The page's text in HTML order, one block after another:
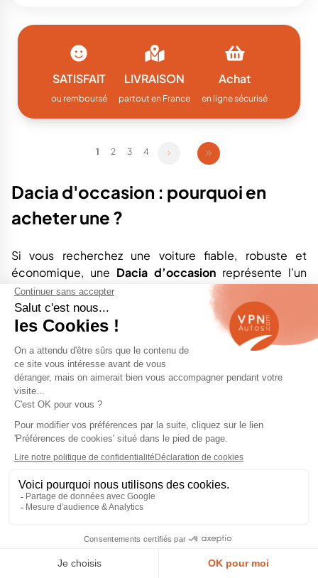
SATISFAIT
ou remboursé
LIVRAISON
partout en France
Achat
en ligne sécurisé
1 2 3 4
Dacia d'occasion : pourquoi en
acheter une ?
Si vous recherchez une voiture fiable, robuste et
économique, une Dacia d’occasion représente l’un
des meilleurs choix sur le marché actuel. Appartenant
au groupe Renault, Dacia s’est imposée comme la
marque du bon sens automobile : des modèles
simples, fiables et conçus pour durer, sans superflu.
Les voituresDacia d’occasion
excellent rapport qualité/prix, leurs coûts d’entretien
réduits et leur motorisation éprouvée. La marque
propose aujourd’hui une gamme complète : citadines,
SUV, familiales ou utilitaires, toutes pensées pour offrir
un usage pratique au quotidien, sans compromis sur la
fiabilité.
Grâce aux motorisations essence ECO-G (GPL) ou
diesel Blue dCi, Dacia parvient à concilier performance
et sobriété, avec des consommations maîtrisées et
rouliez principalement en ville ou que vous ayez besoin
d’un véhicule pour vos escapades, il existe forcément